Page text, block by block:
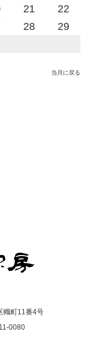
21
22
28
29
当月に戻る
幟町11番4号
0080